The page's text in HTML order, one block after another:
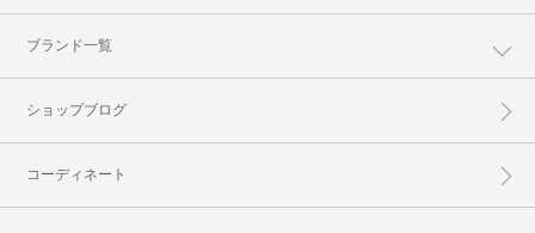
ブランド一覧
ショップブログ
コーディネート